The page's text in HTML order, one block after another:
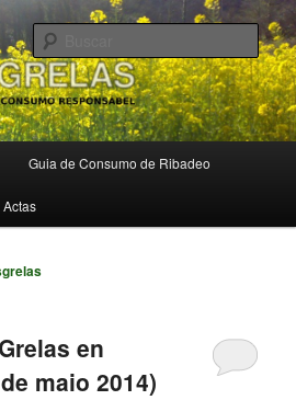
Guia de Consumo de Ribadeo
Actas
en
maio 2014)